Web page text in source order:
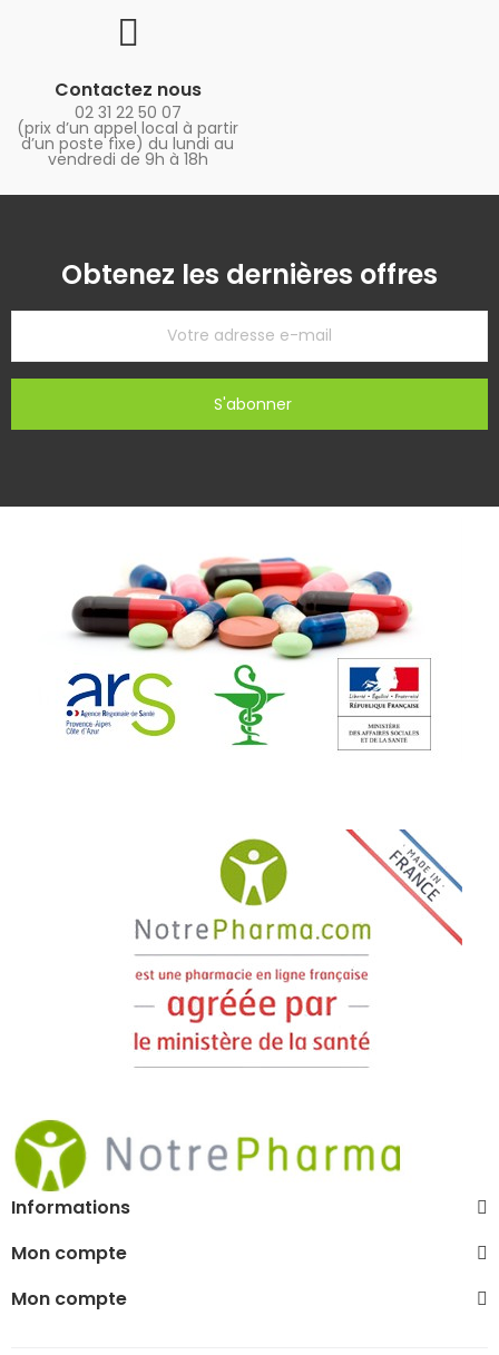
Contactez nous
02 31 22 50 07
(prix d’un appel local à partir
d’un poste fixe) du lundi au
vendredi de 9h à 18h
Obtenez les dernières offres
S'abonner
Informations
Mon compte
Mon compte